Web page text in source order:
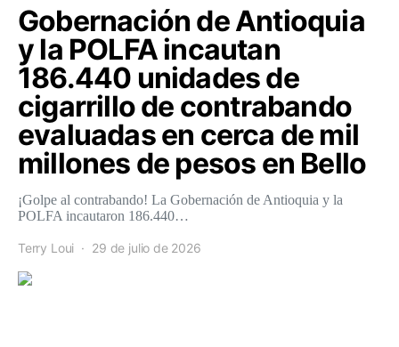
Gobernación de Antioquia
y la POLFA incautan
186.440 unidades de
cigarrillo de contrabando
evaluadas en cerca de mil
millones de pesos en Bello
¡Golpe al contrabando! La Gobernación de Antioquia y la
POLFA incautaron 186.440…
Terry Loui 29 de julio de 2026